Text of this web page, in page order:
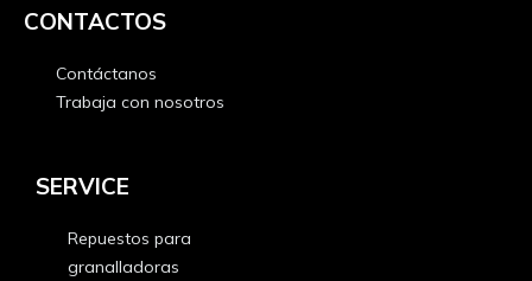
CONTACTOS
Contáctanos
Trabaja con nosotros
SERVICE
Repuestos para
granalladoras